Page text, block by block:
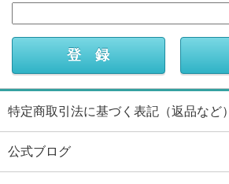
特定商取引法に基づく表記（返品など）
公式ブログ